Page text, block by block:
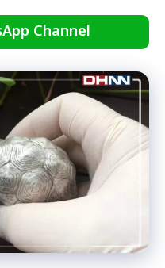
Channel